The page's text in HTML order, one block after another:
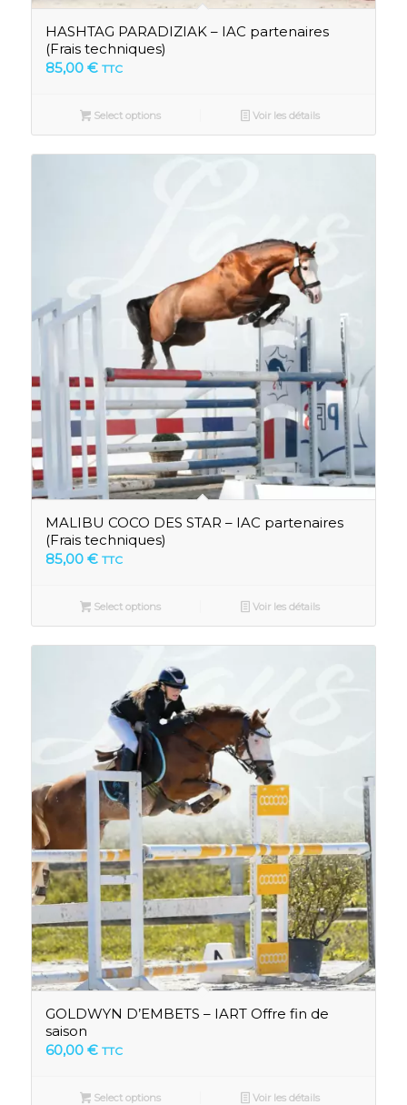
HASHTAG PARADIZIAK – IAC partenaires
(Frais techniques)
85,00 € TTC
Select options Voir les détails
MALIBU COCO DES STAR – IAC partenaires
(Frais techniques)
85,00 € TTC
Select options Voir les détails
GOLDWYN D’EMBETS – IART Offre fin de
saison
60,00 € TTC
Select options Voir les détails